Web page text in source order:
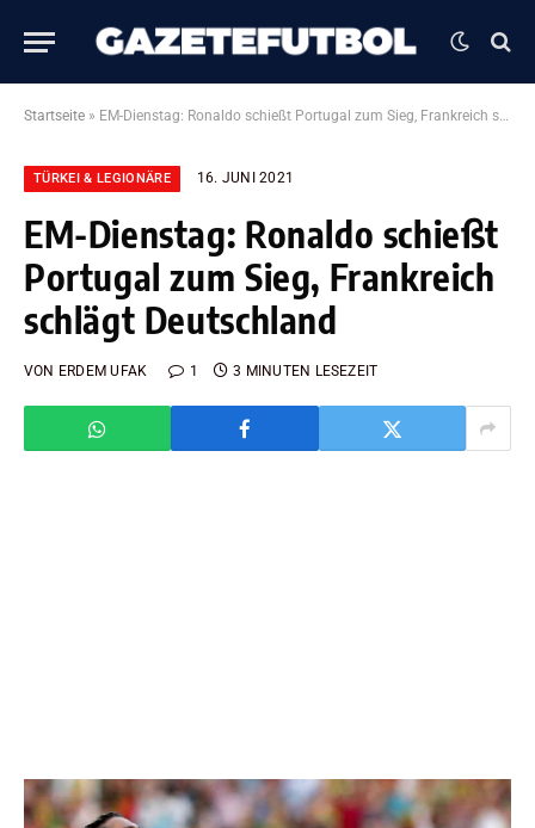
Startseite » EM-Dienstag: Ronaldo schießt Portugal zum Sieg, Frankreich schlägt Deutschland
TÜRKEI & LEGIONÄRE 16. JUNI 2021
EM-Dienstag: Ronaldo schießt
Portugal zum Sieg, Frankreich
schlägt Deutschland
VON ERDEM UFAK 1 3 MINUTEN LESEZEIT